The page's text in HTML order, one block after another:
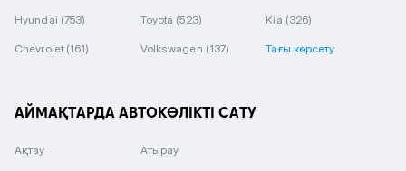
Hyundai (753) Toyota (523) Kia (326)
Chevrolet (161) Volkswagen (137) Тағы көрсету
АЙМАҚТАРДА АВТОКӨЛІКТІ САТУ
Ақтау Атырау